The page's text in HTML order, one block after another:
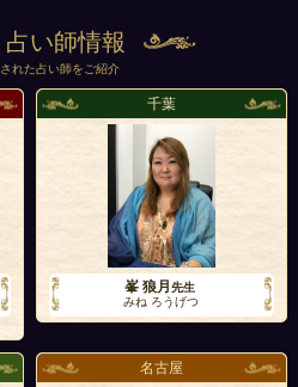
占い師情報
れた占い師をご紹介
千葉
峯 狼月 先生
みね ろうげつ
名古屋